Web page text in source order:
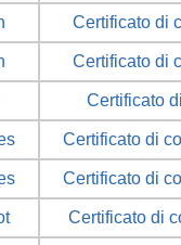
Certificato di
Certificato di
Certificato
Certificato di
Certificato di
Certificato di